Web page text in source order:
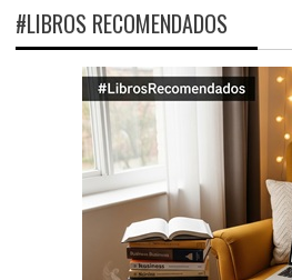
#LIBROS RECOMENDADOS